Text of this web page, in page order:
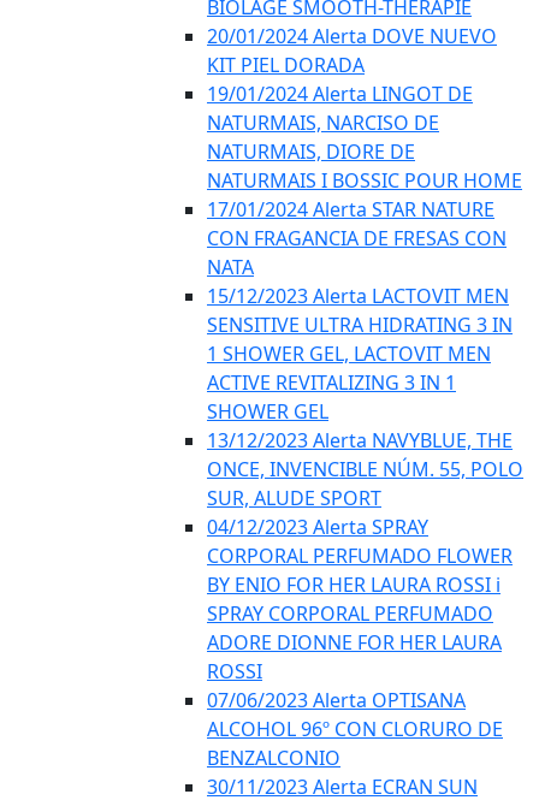
BIOLAGE SMOOTH-THERAPIE
20/01/2024 Alerta DOVE NUEVO
KIT PIEL DORADA
19/01/2024 Alerta LINGOT DE
NATURMAIS, NARCISO DE
NATURMAIS, DIORE DE
NATURMAIS I BOSSIC POUR HOME
17/01/2024 Alerta STAR NATURE
CON FRAGANCIA DE FRESAS CON
NATA
15/12/2023 Alerta LACTOVIT MEN
SENSITIVE ULTRA HIDRATING 3 IN
1 SHOWER GEL, LACTOVIT MEN
ACTIVE REVITALIZING 3 IN 1
SHOWER GEL
13/12/2023 Alerta NAVYBLUE, THE
ONCE, INVENCIBLE NÚM. 55, POLO
SUR, ALUDE SPORT
04/12/2023 Alerta SPRAY
CORPORAL PERFUMADO FLOWER
BY ENIO FOR HER LAURA ROSSI i
SPRAY CORPORAL PERFUMADO
ADORE DIONNE FOR HER LAURA
ROSSI
07/06/2023 Alerta OPTISANA
ALCOHOL 96º CON CLORURO DE
BENZALCONIO
30/11/2023 Alerta ECRAN SUN